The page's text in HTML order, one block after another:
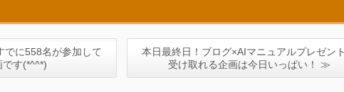
に558名が参加して
です(*^^*)
本日最終日！ブログ×AIマニュアルプレゼン
受け取れる企画は今日いっぱい！ ≫